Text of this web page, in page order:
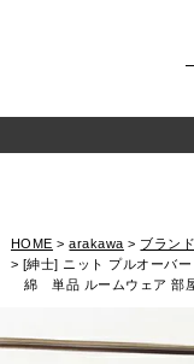
HOME arakawa ブラン
[紳士] ニット プルオーバ
綿 単品 ルームウェア 部